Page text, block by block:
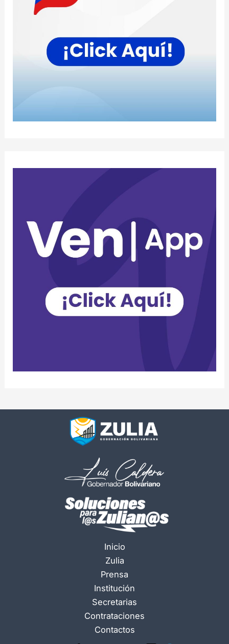
Inicio
Zulia
Prensa
Institución
Secretarias
Contrataciones
Contactos